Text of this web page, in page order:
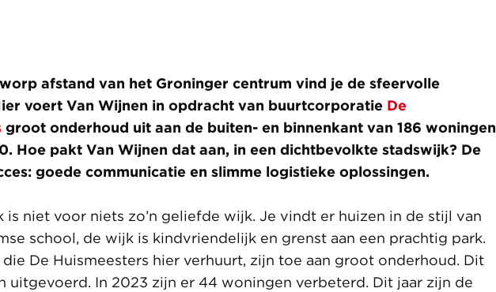
afstand van het Groninger centrum vind je de sfeervolle
voert Van Wijnen in opdracht van buurtcorporatie De
groot onderhoud uit aan de buiten- en binnenkant van 186 woningen
Hoe pakt Van Wijnen dat aan, in een dichtbevolkte stadswijk? De
goede communicatie en slimme logistieke oplossingen.
is niet voor niets zo’n geliefde wijk. Je vindt er huizen in de stijl van
school, de wijk is kindvriendelijk en grenst aan een prachtig park.
De Huismeesters hier verhuurt, zijn toe aan groot onderhoud. Dit
uitgevoerd. In 2023 zijn er 44 woningen verbeterd. Dit jaar zijn de